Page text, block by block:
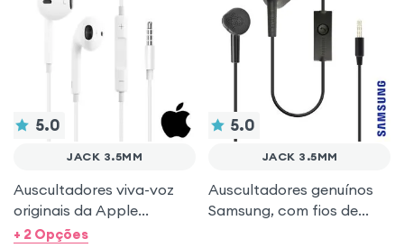
5.0
JACK 3.5MM
Auscultadores viva-voz
originais da Apple
Earpods - branco
+ 2 Opções
5.0
JACK 3.5MM
Auscultadores genuínos
Samsung, com fios de